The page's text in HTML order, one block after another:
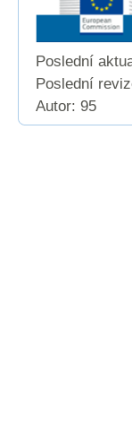
Poslední
Poslední
Autor: 95